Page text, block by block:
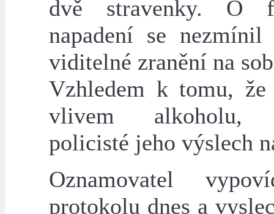
dvě stravenky. O
napadení se nezmínil
viditelné zranění na
Vzhledem k tomu,
vlivem alkoholu,
policisté jeho výslech
Oznamovatel
protokolu dnes a